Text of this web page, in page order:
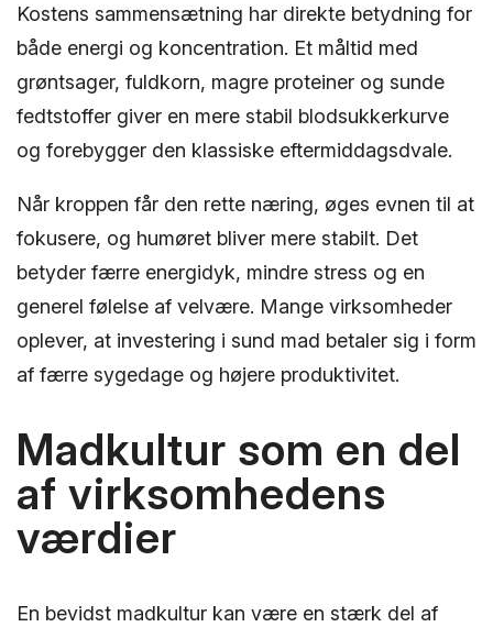
Kostens sammensætning har direkte betydning for
både energi og koncentration. Et måltid med
grøntsager, fuldkorn, magre proteiner og sunde
fedtstoffer giver en mere stabil blodsukkerkurve
og forebygger den klassiske eftermiddagsdvale.
Når kroppen får den rette næring, øges evnen til at
fokusere, og humøret bliver mere stabilt. Det
betyder færre energidyk, mindre stress og en
generel følelse af velvære. Mange virksomheder
oplever, at investering i sund mad betaler sig i form
af færre sygedage og højere produktivitet.
Madkultur som en del
af virksomhedens
værdier
En bevidst madkultur kan være en stærk del af